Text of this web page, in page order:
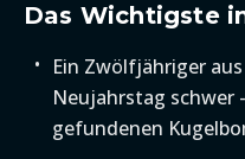
Das Wichtigste
Ein Zwölfjähriger
Neujahrstag schwer
gefundenen